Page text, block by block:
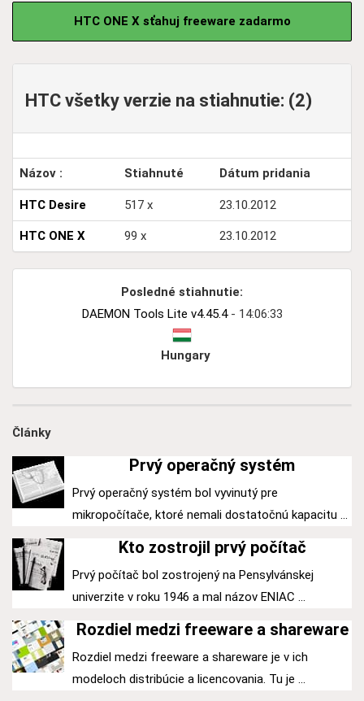
HTC ONE X sťahuj freeware zadarmo
HTC všetky verzie na stiahnutie: (2)
Názov : Stiahnuté Dátum pridania
HTC Desire 517 x 23.10.2012
HTC ONE X 99 x 23.10.2012
Posledné stiahnutie:
DAEMON Tools Lite v4.45.4- 14:06:33
Hungary
Články
Prvý operačný systém
Prvý operačný systém bol vyvinutý pre
mikropočítače, ktoré nemali dostatočnú kapacitu ...
Kto zostrojil prvý počítač
Prvý počítač bol zostrojený na Pensylvánskej
univerzite v roku 1946 a mal názov ENIAC ...
Rozdiel medzi freeware a shareware
Rozdiel medzi freeware a shareware je v ich
modeloch distribúcie a licencovania. Tu je ...